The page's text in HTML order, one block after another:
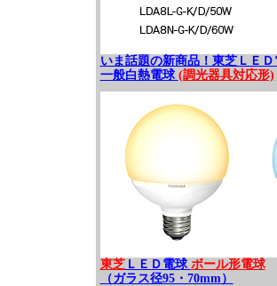
いま話題の新商品！東芝ＬＥＤ
一般白熱電球 (調光器具対応形)
東芝ＬＥＤ電球 ボール形電球
（ガラス径95・70mm）